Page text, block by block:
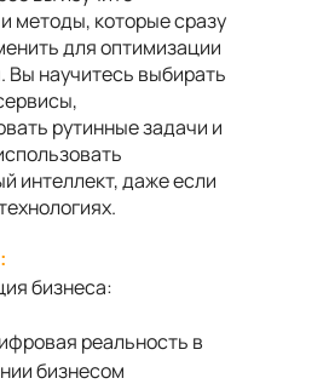
методы, которые сразу
для оптимизации
Вы научитесь выбирать
рутинные задачи и
интеллект, даже если
бизнеса:
реальность в
бизнесом